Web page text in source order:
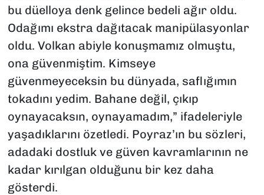
bu düelloya denk gelince bedeli ağır oldu.
Odağımı ekstra dağıtacak manipülasyonlar
oldu. Volkan abiyle konuşmamız olmuştu,
ona güvenmiştim. Kimseye
güvenmeyeceksin bu dünyada, saflığımın
tokadını yedim. Bahane değil, çıkıp
oynayacaksın, oynayamadım,” ifadeleriyle
yaşadıklarını özetledi. Poyraz’ın bu sözleri,
adadaki dostluk ve güven kavramlarının ne
kadar kırılgan olduğunu bir kez daha
gösterdi.